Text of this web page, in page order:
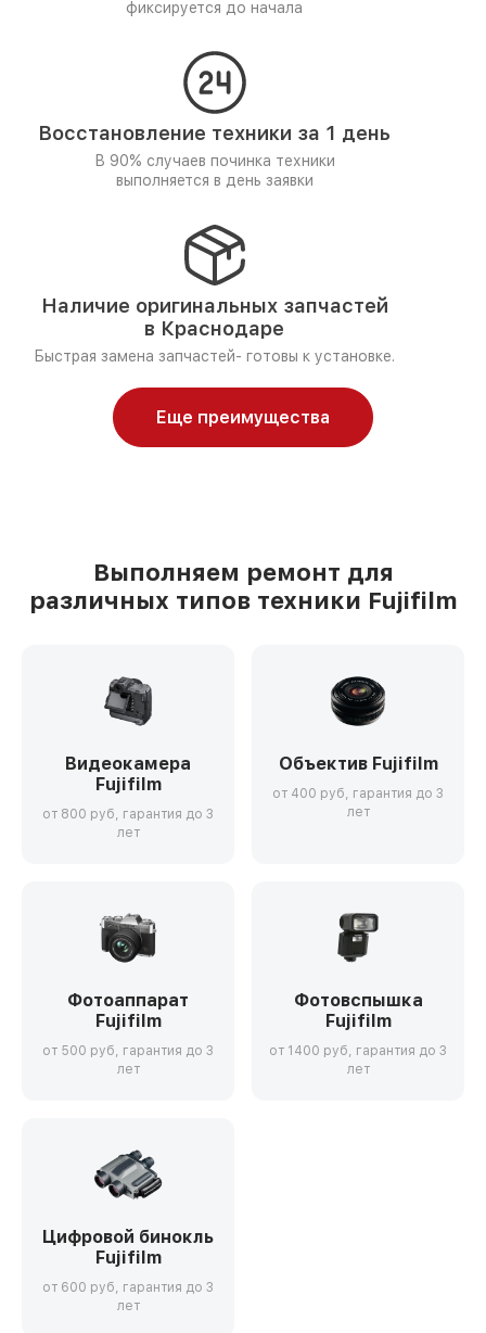
фиксируется до начала
Восстановление техники за 1 день
В 90% случаев починка техники
выполняется в день заявки
Наличие оригинальных запчастей
в Краснодаре
Быстрая замена запчастей- готовы к установке.
Еще преимущества
Выполняем ремонт для
различных типов техники Fujifilm
Видеокамера
Fujifilm
от 800 руб, гарантия до 3
лет
Объектив Fujifilm
от 400 руб, гарантия до 3
лет
Фотоаппарат
Fujifilm
от 500 руб, гарантия до 3
лет
Фотовспышка
Fujifilm
от 1400 руб, гарантия до 3
лет
Цифровой бинокль
Fujifilm
от 600 руб, гарантия до 3
лет